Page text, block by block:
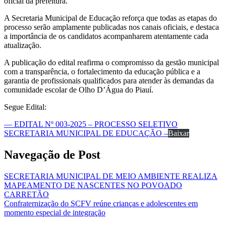
A Secretaria Municipal de Educação reforça que todas as etapas do
processo serão amplamente publicadas nos canais oficiais, e destaca
a importância de os candidatos acompanharem atentamente cada
atualização.
A publicação do edital reafirma o compromisso da gestão municipal
com a transparência, o fortalecimento da educação pública e a
garantia de profissionais qualificados para atender às demandas da
comunidade escolar de Olho D’Água do Piauí.
Segue Edital:
— EDITAL Nº 003-2025 – PROCESSO SELETIVO
SECRETARIA MUNICIPAL DE EDUCAÇÃO –Baixar
Navegação de Post
SECRETARIA MUNICIPAL DE MEIO AMBIENTE REALIZA
MAPEAMENTO DE NASCENTES NO POVOADO
CARRETÃO
Confraternização do SCFV reúne crianças e adolescentes em
momento especial de integração